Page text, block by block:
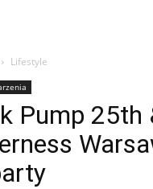
Lifestyle
Pump 25th